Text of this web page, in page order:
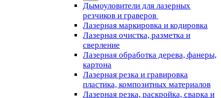
Дымоуловители для лазерных
резчиков и граверов
Лазерная маркировка и кодировка
Лазерная очистка, разметка и
сверление
Лазерная обработка дерева, фанеры,
картона
Лазерная резка и гравировка
пластика, композитных материалов
Лазерная резка, раскройка, сварка и